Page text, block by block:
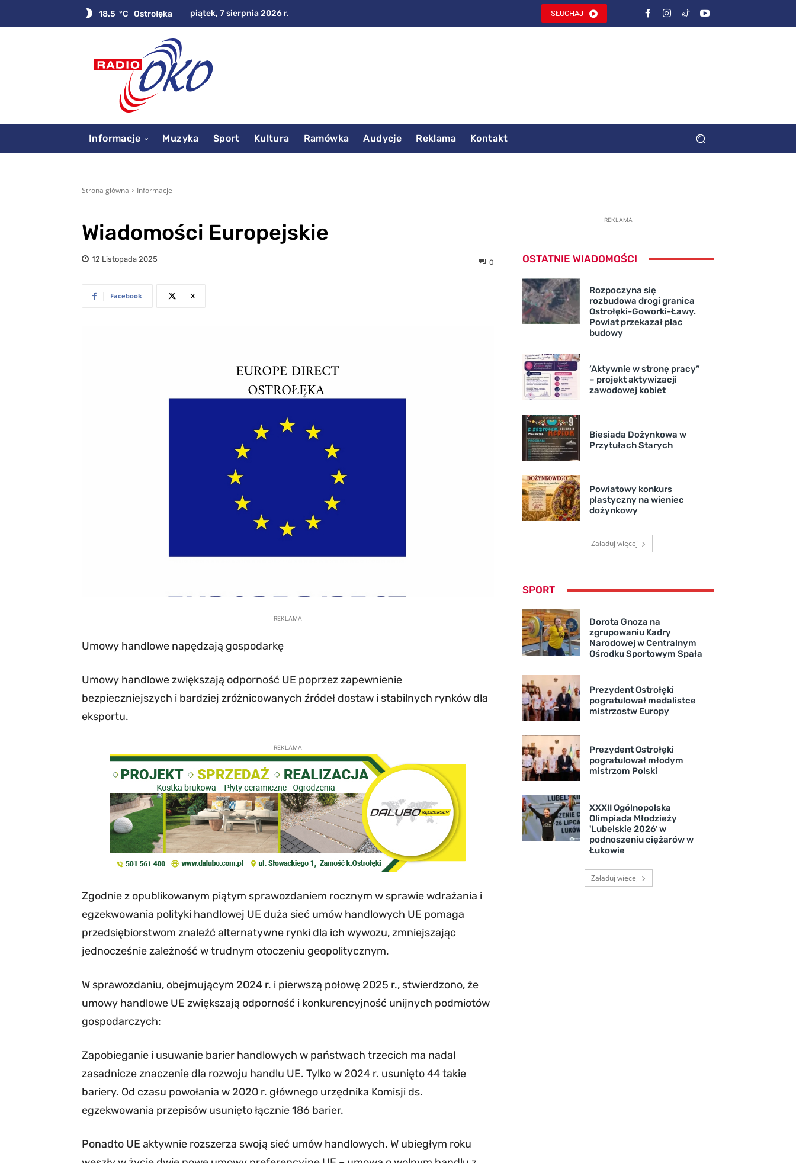
18.5 C Ostrołęka piątek, 7 sierpnia 2026 r. SŁUCHAJ
Informacje Muzyka Sport Kultura Ramówka Audycje Reklama Kontakt
Strona główna Informacje
Wiadomości Europejskie
12 Listopada 2025 0
Facebook X
REKLAMA
Umowy handlowe napędzają gospodarkę
Umowy handlowe zwiększają odporność UE poprzez zapewnienie
bezpieczniejszych i bardziej zróżnicowanych źródeł dostaw i stabilnych rynków dla
eksportu.
REKLAMA
Zgodnie z opublikowanym piątym sprawozdaniem rocznym w sprawie wdrażania i
egzekwowania polityki handlowej UE duża sieć umów handlowych UE pomaga
przedsiębiorstwom znaleźć alternatywne rynki dla ich wywozu, zmniejszając
jednocześnie zależność w trudnym otoczeniu geopolitycznym.
W sprawozdaniu, obejmującym 2024 r. i pierwszą połowę 2025 r., stwierdzono, że
umowy handlowe UE zwiększają odporność i konkurencyjność unijnych podmiotów
gospodarczych:
Zapobieganie i usuwanie barier handlowych w państwach trzecich ma nadal
zasadnicze znaczenie dla rozwoju handlu UE. Tylko w 2024 r. usunięto 44 takie
bariery. Od czasu powołania w 2020 r. głównego urzędnika Komisji ds.
egzekwowania przepisów usunięto łącznie 186 barier.
Ponadto UE aktywnie rozszerza swoją sieć umów handlowych. W ubiegłym roku
REKLAMA
OSTATNIE WIADOMOŚCI
Rozpoczyna się
rozbudowa drogi granica
Ostrołęki-Goworki-Ławy.
Powiat przekazał plac
budowy
’Aktywnie w stronę pracy”
– projekt aktywizacji
zawodowej kobiet
Biesiada Dożynkowa w
Przytułach Starych
Powiatowy konkurs
plastyczny na wieniec
dożynkowy
Załaduj więcej
SPORT
Dorota Gnoza na
zgrupowaniu Kadry
Narodowej w Centralnym
Ośrodku Sportowym Spała
Prezydent Ostrołęki
pogratulował medalistce
mistrzostw Europy
Prezydent Ostrołęki
pogratulował młodym
mistrzom Polski
XXXII Ogólnopolska
Olimpiada Młodzieży
'Lubelskie 2026′ w
podnoszeniu ciężarów w
Łukowie
Załaduj więcej